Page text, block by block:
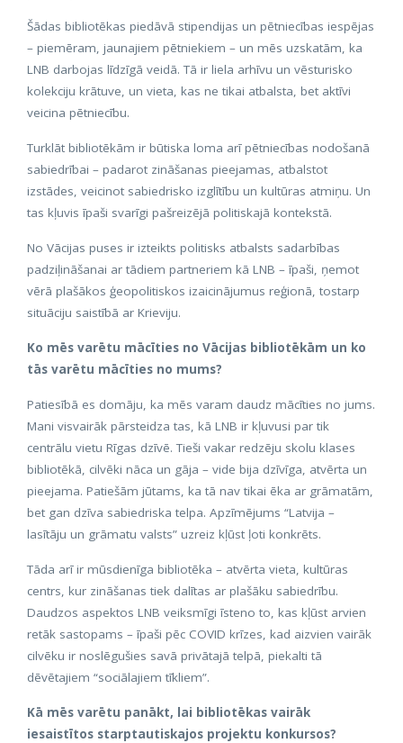
Šādas bibliotēkas piedāvā stipendijas un pētniecības iespējas
– piemēram, jaunajiem pētniekiem – un mēs uzskatām, ka
LNB darbojas līdzīgā veidā. Tā ir liela arhīvu un vēsturisko
kolekciju krātuve, un vieta, kas ne tikai atbalsta, bet aktīvi
veicina pētniecību.
Turklāt bibliotēkām ir būtiska loma arī pētniecības nodošanā
sabiedrībai – padarot zināšanas pieejamas, atbalstot
izstādes, veicinot sabiedrisko izglītību un kultūras atmiņu. Un
tas kļuvis īpaši svarīgi pašreizējā politiskajā kontekstā.
No Vācijas puses ir izteikts politisks atbalsts sadarbības
padziļināšanai ar tādiem partneriem kā LNB – īpaši, ņemot
vērā plašākos ģeopolitiskos izaicinājumus reģionā, tostarp
situāciju saistībā ar Krieviju.
Ko mēs varētu mācīties no Vācijas bibliotēkām un ko
tās varētu mācīties no mums?
Patiesībā es domāju, ka mēs varam daudz mācīties no jums.
Mani visvairāk pārsteidza tas, kā LNB ir kļuvusi par tik
centrālu vietu Rīgas dzīvē. Tieši vakar redzēju skolu klases
bibliotēkā, cilvēki nāca un gāja – vide bija dzīvīga, atvērta un
pieejama. Patiešām jūtams, ka tā nav tikai ēka ar grāmatām,
bet gan dzīva sabiedriska telpa. Apzīmējums “Latvija –
lasītāju un grāmatu valsts” uzreiz kļūst ļoti konkrēts.
Tāda arī ir mūsdienīga bibliotēka – atvērta vieta, kultūras
centrs, kur zināšanas tiek dalītas ar plašāku sabiedrību.
Daudzos aspektos LNB veiksmīgi īsteno to, kas kļūst arvien
retāk sastopams – īpaši pēc COVID krīzes, kad aizvien vairāk
cilvēku ir noslēgušies savā privātajā telpā, piekalti tā
dēvētajiem “sociālajiem tīkliem”.
Kā mēs varētu panākt, lai bibliotēkas vairāk
iesaistītos starptautiskajos projektu konkursos?